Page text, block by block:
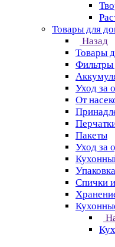
Товары для
Назад
Товары
Фильтры
Уход за
От
Пакеты
Уход за
Спички